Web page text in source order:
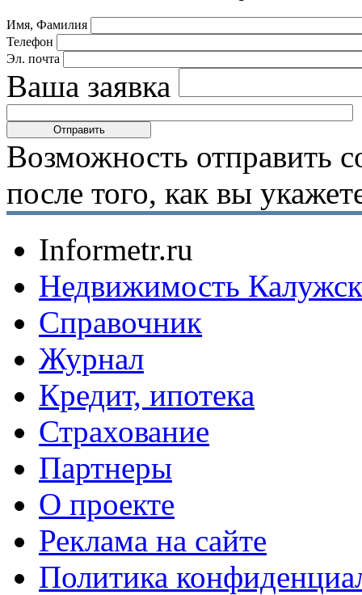
Имя, Фамилия
Телефон
Эл. почта
Ваша заявка
Возможность отправить
после того, как вы
Informetr.ru
Недвижимость
Справочник
Журнал
Кредит, ипотека
Страхование
Партнеры
O проекте
Реклама на сайте
Политика